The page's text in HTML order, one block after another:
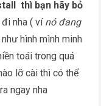
thì bạn hãy bỏ
đi nha ( ví nó đang
như hình mình minh
toái trong quá
lỡ cài thì có thể
ngay nha